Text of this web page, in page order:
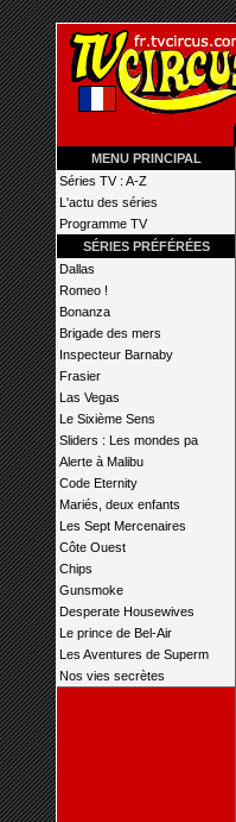
MENU PRINCIPAL
Séries TV : A-Z
L'actu des séries
Programme TV
SÉRIES PRÉFÉRÉES
Dallas
Romeo !
Bonanza
Brigade des mers
Inspecteur Barnaby
Frasier
Las Vegas
Le Sixième Sens
Sliders : Les mondes pa
Alerte à Malibu
Code Eternity
Mariés, deux enfants
Les Sept Mercenaires
Côte Ouest
Chips
Gunsmoke
Desperate Housewives
Le prince de Bel-Air
Les Aventures de Superm
Nos vies secrètes